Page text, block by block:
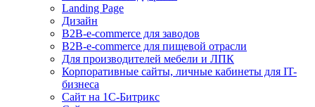
Landing Page
Дизайн
B2B-e-commerce для заводов
B2B-e-commerce для пищевой отрасли
Для производителей мебели и ЛПК
Корпоративные сайты, личные кабинеты для IT-
бизнеса
Сайт на 1С-Битрикс